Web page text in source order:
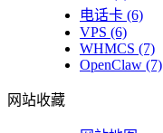
电话卡 (6)
VPS (6)
WHMCS (7)
OpenClaw (7)
网站收藏